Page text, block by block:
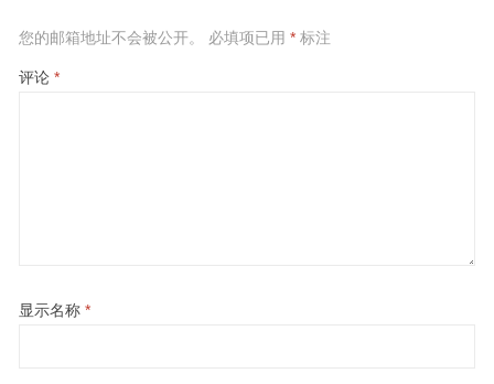
您的邮箱地址不会被公开。 必填项已用 *标注
评论 *
显示名称 *